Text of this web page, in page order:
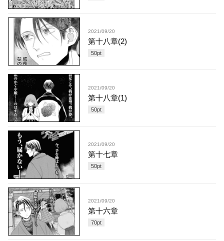
2021/09/20
第十八章(2)
50pt
2021/09/20
第十八章(1)
50pt
2021/09/20
第十七章
50pt
2021/09/20
第十六章
70pt